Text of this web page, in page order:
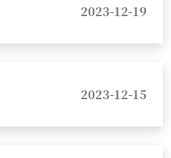
2023-12-19
2023-12-15